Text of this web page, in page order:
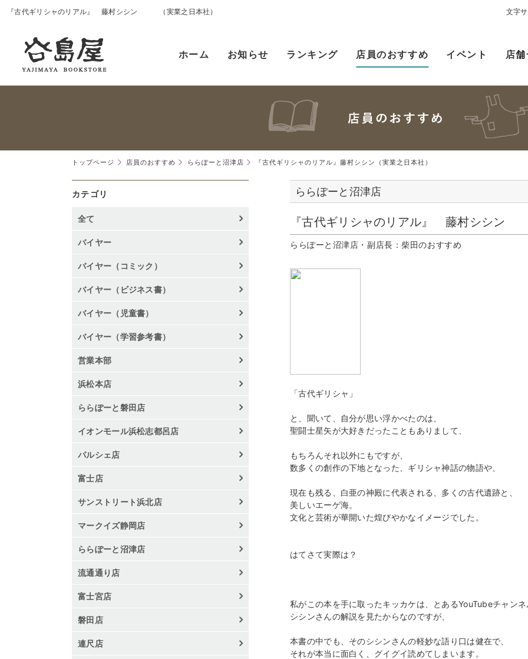
『古代ギリシャのリアル』 藤村シシン （実業之日本社） 文字
ホーム お知らせ ランキング 店員のおすすめ イベント 店
トップページ 店員のおすすめ ららぽーと沼津店 『古代ギリシャのリアル』藤村シシン（実業之日本社）
ららぽーと沼津店
『古代ギリシャのリアル』 藤村シシン
ららぽーと沼津店・副店長：柴田のおすすめ
「古代ギリシャ」
と、聞いて、自分が思い浮かべたのは、
聖闘士星矢が大好きだったこともありまして、
もちろんそれ以外にもですが、
数多くの創作の下地となった、ギリシャ神話の物語や、
現在も残る、白亜の神殿に代表される、多くの古代遺跡と、
美しいエーゲ海。
文化と芸術が華開いた煌びやかなイメージでした。
はてさて実際は？
私がこの本を手に取ったキッカケは、とあるYouTubeチャンネ
シシンさんの解説を見たからなのですが、
本書の中でも、そのシシンさんの軽妙な語り口は健在で、
それが本当に面白く、グイグイ読めてしまいます。
カテゴリ
全て
バイヤー
バイヤー（コミック）
バイヤー（ビジネス書）
バイヤー（児童書）
バイヤー（学習参考書）
営業本部
浜松本店
ららぽーと磐田店
イオンモール浜松志都呂店
パルシェ店
富士店
サンストリート浜北店
マークイズ静岡店
ららぽーと沼津店
流通通り店
富士宮店
磐田店
連尺店